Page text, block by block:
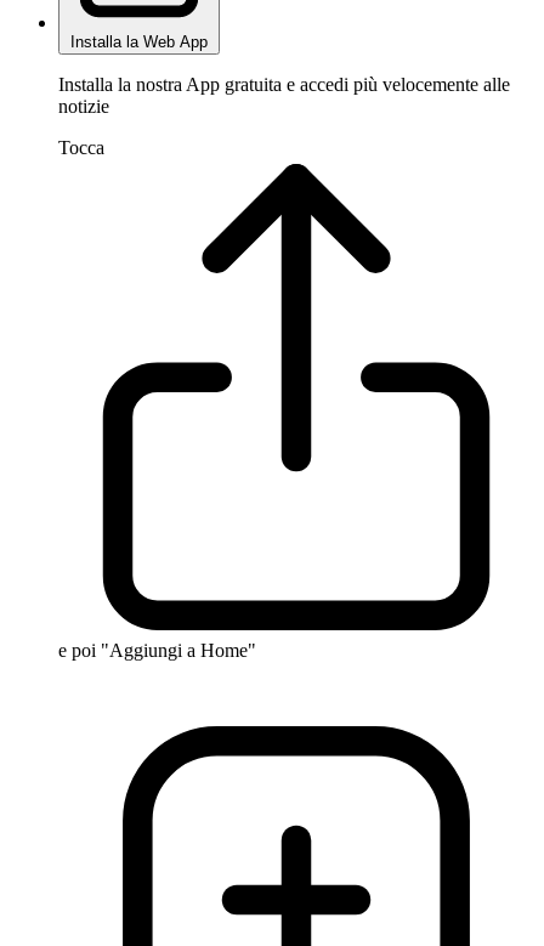
Installa la Web App
Installa la nostra App gratuita e accedi più velocemente alle
notizie
Tocca
e poi "Aggiungi a Home"